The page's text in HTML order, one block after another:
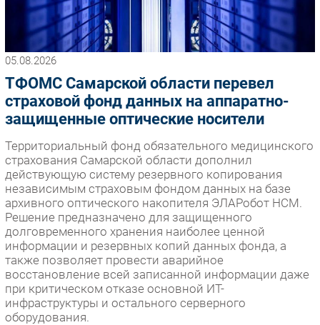
05.08.2026
ТФОМС Самарской области перевел
страховой фонд данных на аппаратно-
защищенные оптические носители
Территориальный фонд обязательного медицинского
страхования Самарской области дополнил
действующую систему резервного копирования
независимым страховым фондом данных на базе
архивного оптического накопителя ЭЛАРобот НСМ.
Решение предназначено для защищенного
долговременного хранения наиболее ценной
информации и резервных копий данных фонда, а
также позволяет провести аварийное
восстановление всей записанной информации даже
при критическом отказе основной ИТ-
инфраструктуры и остального серверного
оборудования.